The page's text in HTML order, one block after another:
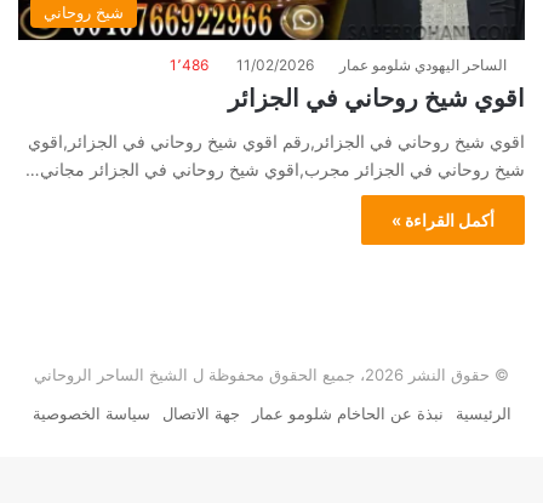
شيخ روحاني
الساحر اليهودي شلومو عمار 11/02/2026 1٬486
اقوي شيخ روحاني في الجزائر
اقوي شيخ روحاني في الجزائر,رقم اقوي شيخ روحاني في الجزائر,اقوي
شيخ روحاني في الجزائر مجرب,اقوي شيخ روحاني في الجزائر مجاني…
أكمل القراءة »
© حقوق النشر 2026، جميع الحقوق محفوظة ل الشيخ الساحر الروحاني
الرئيسية
نبذة عن الحاخام شلومو عمار جهة الاتصال سياسة الخصوصية